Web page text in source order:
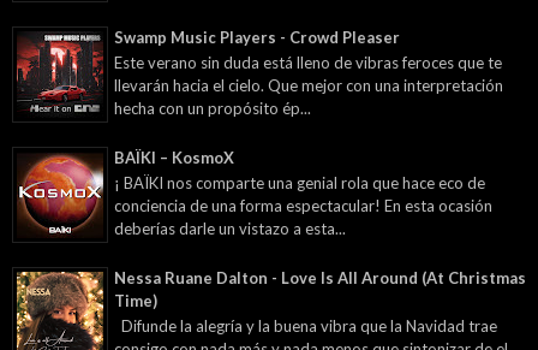
Swamp Music Players - Crowd Pleaser
Este verano sin duda está lleno de vibras feroces que te
llevarán hacia el cielo. Que mejor con una interpretación
hecha con un propósito ép...
BAÏKI – KosmoX
¡ BAÏKI nos comparte una genial rola que hace eco de
conciencia de una forma espectacular! En esta ocasión
deberías darle un vistazo a esta...
Nessa Ruane Dalton - Love Is All Around (At Christmas
Time)
Difunde la alegría y la buena vibra que la Navidad trae